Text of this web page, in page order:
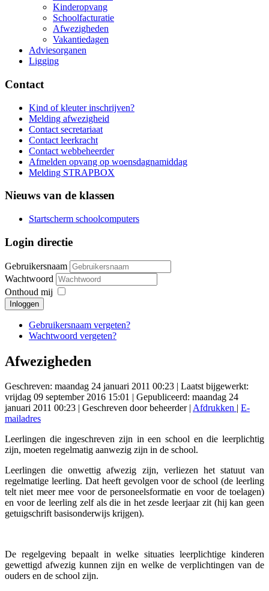
Kinderopvang
Schoolfacturatie
Afwezigheden
Vakantiedagen
Adviesorganen
Ligging
Contact
Kind of kleuter inschrijven?
Melding afwezigheid
Contact secretariaat
Contact leerkracht
Contact webbeheerder
Afmelden opvang op woensdagnamiddag
Melding STRAPBOX
Nieuws van de klassen
Startscherm schoolcomputers
Login directie
Gebruikersnaam
Wachtwoord
Onthoud mij
Inloggen
Gebruikersnaam vergeten?
Wachtwoord vergeten?
Afwezigheden
Geschreven: maandag 24 januari 2011 00:23 | Laatst bijgewerkt:
vrijdag 09 september 2016 15:01 | Gepubliceerd: maandag 24
januari 2011 00:23 | Geschreven door beheerder| Afdrukken | E-
mailadres
Leerlingen die ingeschreven zijn in een school en die leerplichtig
zijn, moeten regelmatig aanwezig zijn in de school.
Leerlingen die onwettig afwezig zijn, verliezen het statuut van
regelmatige leerling. Dat heeft gevolgen voor de school (de leerling
telt niet meer mee voor de personeelsformatie en voor de toelagen)
en voor de leerling zelf als die in het zesde leerjaar zit (hij kan geen
getuigschrift basisonderwijs krijgen).
De regelgeving bepaalt in welke situaties leerplichtige kinderen
gewettigd afwezig kunnen zijn en welke de verplichtingen van de
ouders en de school zijn.